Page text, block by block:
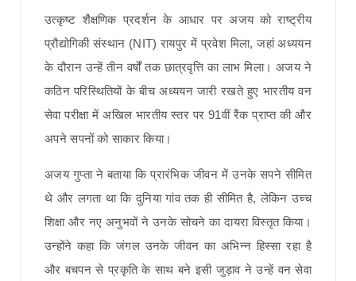
उत्कृष्ट शैक्षणिक प्रदर्शन के आधार पर अजय को राष्ट्रीय
प्रौद्योगिकी संस्थान (NIT) रायपुर में प्रवेश मिला, जहां अध्ययन
के दौरान उन्हें तीन वर्षों तक छात्रवृत्ति का लाभ मिला। अजय ने
कठिन परिस्थितियों के बीच अध्ययन जारी रखते हुए भारतीय वन
सेवा परीक्षा में अखिल भारतीय स्तर पर 91वीं रैंक प्राप्त की और
अपने सपनों को साकार किया।
अजय गुप्ता ने बताया कि प्रारंभिक जीवन में उनके सपने सीमित
थे और लगता था कि दुनिया गांव तक ही सीमित है, लेकिन उच्च
शिक्षा और नए अनुभवों ने उनके सोचने का दायरा विस्तृत किया।
उन्होंने कहा कि जंगल उनके जीवन का अभिन्न हिस्सा रहा है
और बचपन से प्रकृति के साथ बने इसी जुड़ाव ने उन्हें वन सेवा